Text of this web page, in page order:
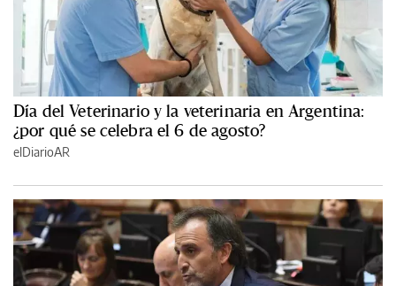
Día del Veterinario y la veterinaria en Argentina:
¿por qué se celebra el 6 de agosto?
elDiarioAR